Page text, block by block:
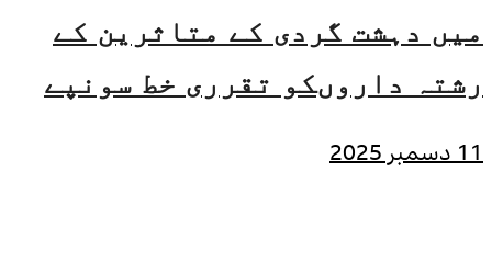
میں دہشت گردی کے متاثرین کے
رشتہ داروںکو تقرری خط سونپے
11 دسمبر 2025